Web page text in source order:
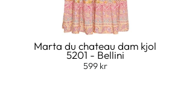
Marta du chateau dam kjol
5201 - Bellini
599 kr